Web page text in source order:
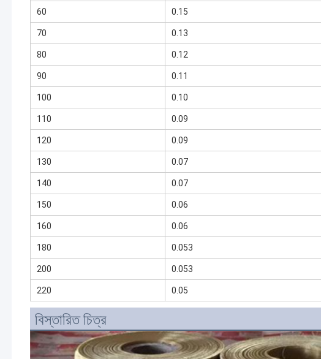
60 0.15
70 0.13
80 0.12
90 0.11
100 0.10
110 0.09
120 0.09
130 0.07
140 0.07
150 0.06
160 0.06
180 0.053
200 0.053
220 0.05
বিস্তারিত চিত্র